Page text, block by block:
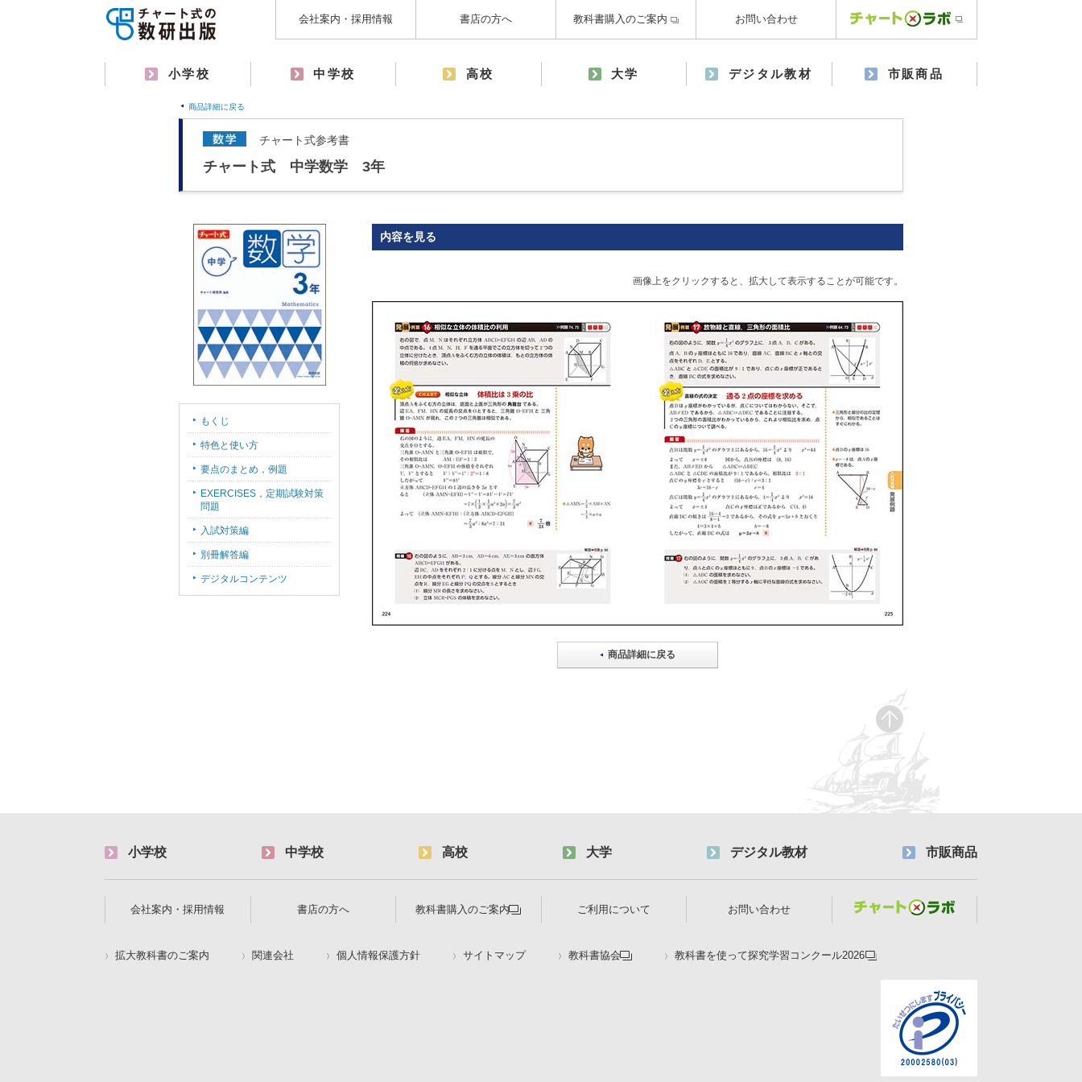
会社案内・採用情報 書店の方へ 教科書購入のご案内 お問い合わせ
小学校 中学校 高校 大学 デジタル教材 市販商品
商品詳細に戻る
チャート式参考書
チャート式 中学数学 3年
内容を見る
画像上をクリックすると、拡大して表示することが可能です。
商品詳細に戻る
もくじ
特色と使い方
要点のまとめ，例題
EXERCISES，定期試験対策
問題
入試対策編
別冊解答編
デジタルコンテンツ
小学校 中学校 高校 大学 デジタル教材 市販商品
会社案内・採用情報 書店の方へ 教科書購入のご案内 ご利用について お問い合わせ
拡大教科書のご案内 関連会社 個人情報保護方針 サイトマップ 教科書協会 教科書を使って探究学習コンクール2026